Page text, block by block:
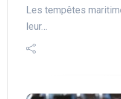
Les tempêtes
leur…